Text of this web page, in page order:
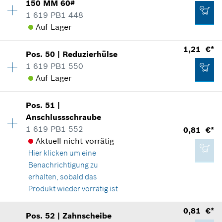
Versandkosten
0,81 €*
Versandkosten
Preisgruppe:
Ersatzteilinformationen
Verwendungsnachweis
In Darstellung zeigen
8,91 €*
Versandkosten
IN DEN WARENKORB
150 MM 60#
1 619 PB1 448
Auf Lager
Verfügbarkeit 1
Preisgruppe:23
Ersatzteilinformationen
Verwendungsnachweis
In Darstellung zeigen
8,91 €*
*Alle Preise inkl. Mehrwertsteuer zzgl.
Pos.50 | Reduzierhülse
1 619 PB1 550
Auf Lager
1,21 €*
Preisgruppe
Ersatzteilinformationen
Verwendungsnachweis
In Darstellung zeigen
1,21 €*
Pos.51 |
Anschlussschraube
1 619 PB1 552
Aktuell nicht vorrätig
Hier klicken um eine
Benachrichtigung zu
erhalten, sobald das
Produkt wieder vorrätig ist
0,81 €*
Preisgruppe:10
Pos.52 |Zahnscheibe
0,81 €*